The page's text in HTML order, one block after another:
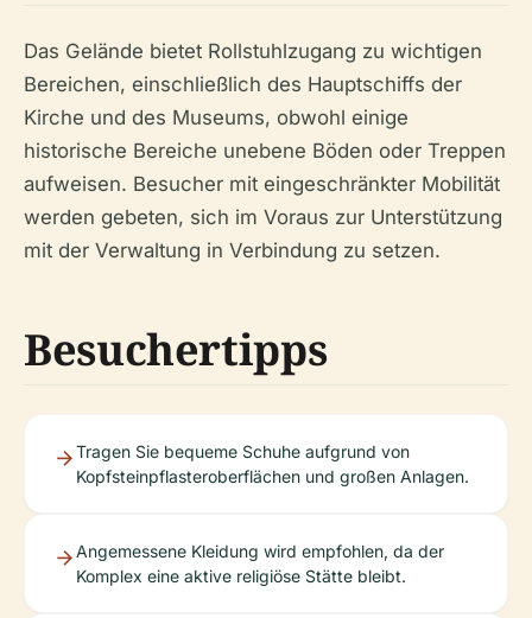
Das Gelände bietet Rollstuhlzugang zu wichtigen
Bereichen, einschließlich des Hauptschiffs der
Kirche und des Museums, obwohl einige
historische Bereiche unebene Böden oder Treppen
aufweisen. Besucher mit eingeschränkter Mobilität
werden gebeten, sich im Voraus zur Unterstützung
mit der Verwaltung in Verbindung zu setzen.
Besuchertipps
Tragen Sie bequeme Schuhe aufgrund von
Kopfsteinpflasteroberflächen und großen Anlagen.
Angemessene Kleidung wird empfohlen, da der
Komplex eine aktive religiöse Stätte bleibt.